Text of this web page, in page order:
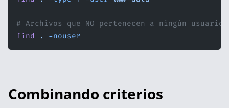
# Archivos que NO pertenecen a ningún usuario
find . -nouser
Combinando criterios